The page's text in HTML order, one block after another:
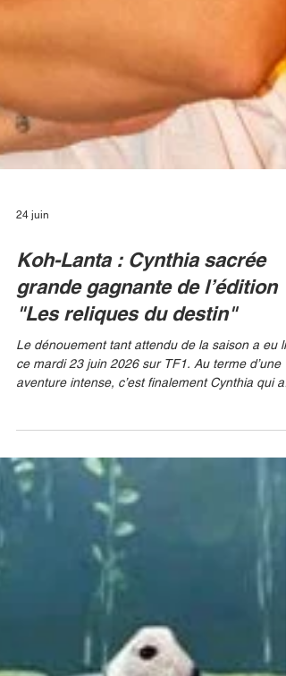
24 juin
Koh-Lanta : Cynthia sacrée
grande gagnante de l’édition
"Les reliques du destin"
Le dénouement tant attendu de la saison a eu
reliques du destin. TF1/ALP/ALAIN ISSOCK
L'ultime soirée a débuté par la mythique épreuve
des poteaux, opposant les trois derniers
aventuriers de la saison : Cynthia, Guillaume et
Clarisse. Affichant une endurance et un mental
d’acier, c'est Cynthia qui a remporté cette